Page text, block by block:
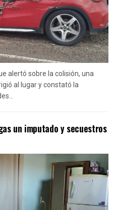
alertó sobre la colisión, una
al lugar y constató la
un imputado y secuestros